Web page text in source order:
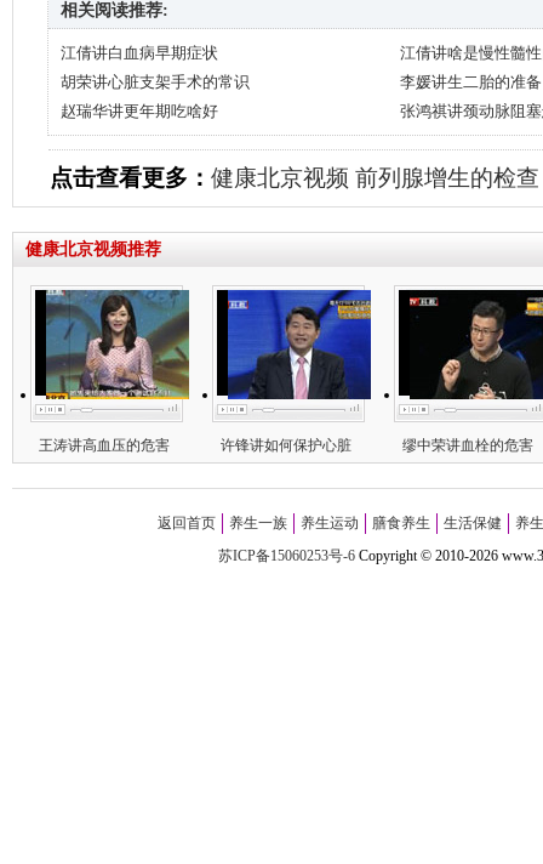
相关阅读推荐:
江倩讲白血病早期症状
江倩讲啥是慢性髓
胡荣讲心脏支架手术的常识
李媛讲生二胎的准备
赵瑞华讲更年期吃啥好
张鸿祺讲颈动脉阻
点击查看更多： 健康北京视频 前列腺增生的检查
健康北京视频推荐
王涛讲高血压的危害 许锋讲如何保护心脏 缪中荣讲血栓的危害
返回首页 养生一族 养生运动 膳食养生 生活保健
养
苏ICP备15060253号-6Copyright©2010-2026